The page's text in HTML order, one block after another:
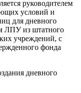
руководителем
условий и
для дневного
ЛПУ из штатного
учреждений, с
фонда
дневного